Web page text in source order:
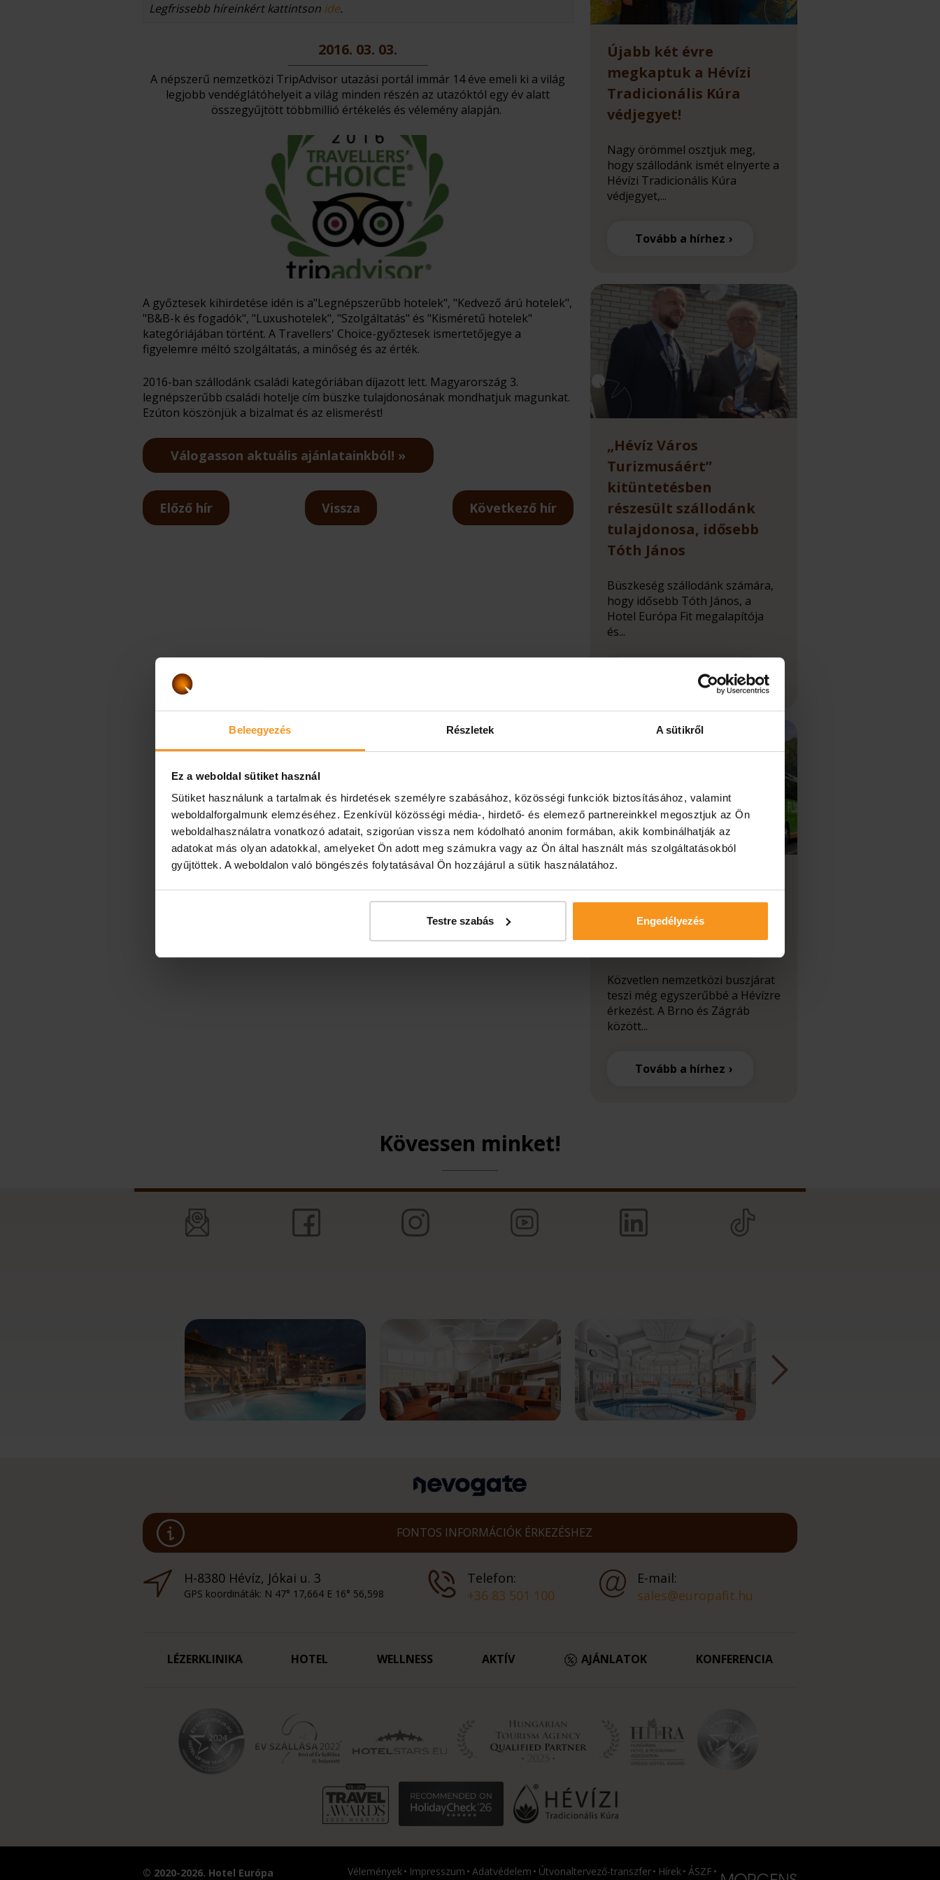
Beleegyezés Részletek A sütikről
Ez a weboldal sütiket használ
Sütiket használunk a tartalmak és hirdetések személyre szabásához, közösségi funkciók biztosításához, valamint
weboldalforgalmunk elemzéséhez. Ezenkívül közösségi média-, hirdető- és elemező partnereinkkel megosztjuk az Ön
weboldalhasználatra vonatkozó adatait, szigorúan vissza nem kódolható anonim formában, akik kombinálhatják az
adatokat más olyan adatokkal, amelyeket Ön adott meg számukra vagy az Ön által használt más szolgáltatásokból
gyűjtöttek. A weboldalon való böngészés folytatásával Ön hozzájárul a sütik használatához.
Testre szabás Engedélyezés
Legfrissebb híreinkért kattintson ide.
2016. 03. 03.
A népszerű nemzetközi TripAdvisor utazási portál immár 14 éve emeli ki a világ
legjobb vendéglátóhelyeit a világ minden részén az utazóktól egy év alatt
összegyűjtött többmillió értékelés és vélemény alapján.
A győztesek kihirdetése idén is a"Legnépszerűbb hotelek", "Kedvező árú hotelek",
"B&B-k és fogadók", "Luxushotelek", "Szolgáltatás" és "Kisméretű hotelek"
kategóriájában történt. A Travellers' Choice-győztesek ismertetőjegye a
figyelemre méltó szolgáltatás, a minőség és az érték.
2016-ban szállodánk családi kategóriában díjazott lett. Magyarország 3.
legnépszerűbb családi hotelje cím büszke tulajdonosának mondhatjuk magunkat.
Ezúton köszönjük a bizalmat és az elismerést!
Válogasson aktuális ajánlatainkból!
Előző hír Vissza Következő hír
Újabb két évre
megkaptuk a Hévízi
Tradicionális Kúra
védjegyet!
Nagy örömmel osztjuk meg,
hogy szállodánk ismét elnyerte a
Hévízi Tradicionális Kúra
védjegyet,...
Tovább a hírhez
„Hévíz Város
Turizmusáért”
kitüntetésben
részesült szállodánk
tulajdonosa, idősebb
Tóth János
Büszkeség szállodánk számára,
hogy idősebb Tóth János, a
Hotel Európa Fit megalapítója
és...
Tovább a hírhez
elérhető - új
nemzetközi buszjárat
indul
Közvetlen nemzetközi buszjárat
teszi még egyszerűbbé a Hévízre
érkezést. A Brno és Zágráb
között...
Tovább a hírhez
Kövessen minket!
FONTOS INFORMÁCIÓK ÉRKEZÉSHEZ
H-8380 Hévíz, Jókai u. 3
GPS koordináták: N 47° 17,664 E 16° 56,598
Telefon:
+36 83 501 100
E-mail:
sales@europafit.hu
LÉZERKLINIKA HOTEL WELLNESS AKTÍV AJÁNLATOK KONFERENCIA
© 2020-2026. Hotel Európa Vélemények Impresszum Adatvédelem Útvonaltervező-transzfer Hírek ÁSZF